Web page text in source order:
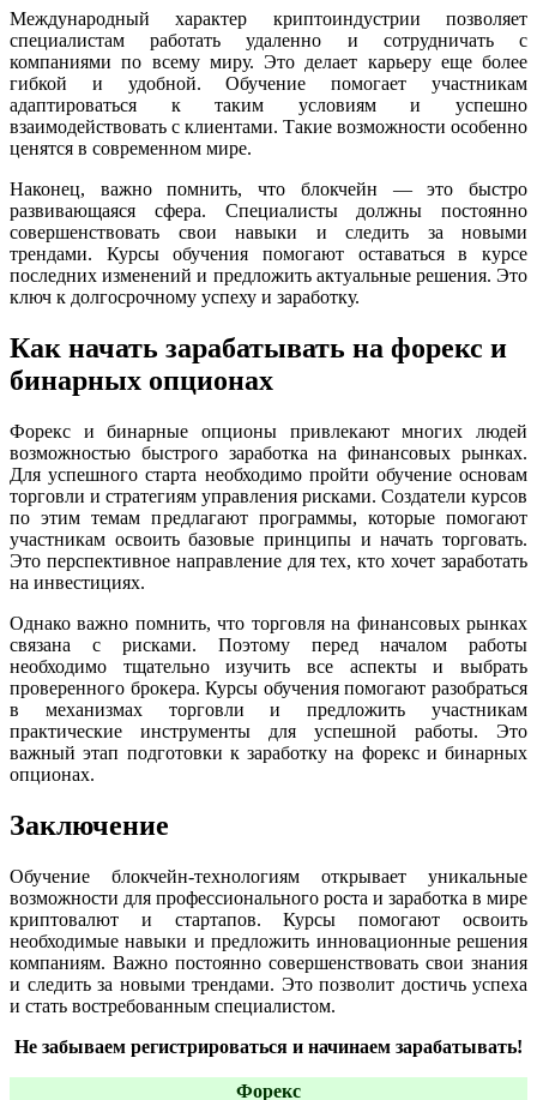
Международный характер криптоиндустрии позволяет
специалистам работать удаленно и сотрудничать с
компаниями по всему миру. Это делает карьеру еще более
гибкой и удобной. Обучение помогает участникам
адаптироваться к таким условиям и успешно
взаимодействовать с клиентами. Такие возможности особенно
ценятся в современном мире.
Наконец, важно помнить, что блокчейн — это быстро
развивающаяся сфера. Специалисты должны постоянно
совершенствовать свои навыки и следить за новыми
трендами. Курсы обучения помогают оставаться в курсе
последних изменений и предложить актуальные решения. Это
ключ к долгосрочному успеху и заработку.
Как начать зарабатывать на форекс и
бинарных опционах
Форекс и бинарные опционы привлекают многих людей
возможностью быстрого заработка на финансовых рынках.
Для успешного старта необходимо пройти обучение основам
торговли и стратегиям управления рисками. Создатели курсов
по этим темам предлагают программы, которые помогают
участникам освоить базовые принципы и начать торговать.
Это перспективное направление для тех, кто хочет заработать
на инвестициях.
Однако важно помнить, что торговля на финансовых рынках
связана с рисками. Поэтому перед началом работы
необходимо тщательно изучить все аспекты и выбрать
проверенного брокера. Курсы обучения помогают разобраться
в механизмах торговли и предложить участникам
практические инструменты для успешной работы. Это
важный этап подготовки к заработку на форекс и бинарных
опционах.
Заключение
Обучение блокчейн-технологиям открывает уникальные
возможности для профессионального роста и заработка в мире
криптовалют и стартапов. Курсы помогают освоить
необходимые навыки и предложить инновационные решения
компаниям. Важно постоянно совершенствовать свои знания
и следить за новыми трендами. Это позволит достичь успеха
и стать востребованным специалистом.
Не забываем регистрироваться и начинаем зарабатывать!
Форекс